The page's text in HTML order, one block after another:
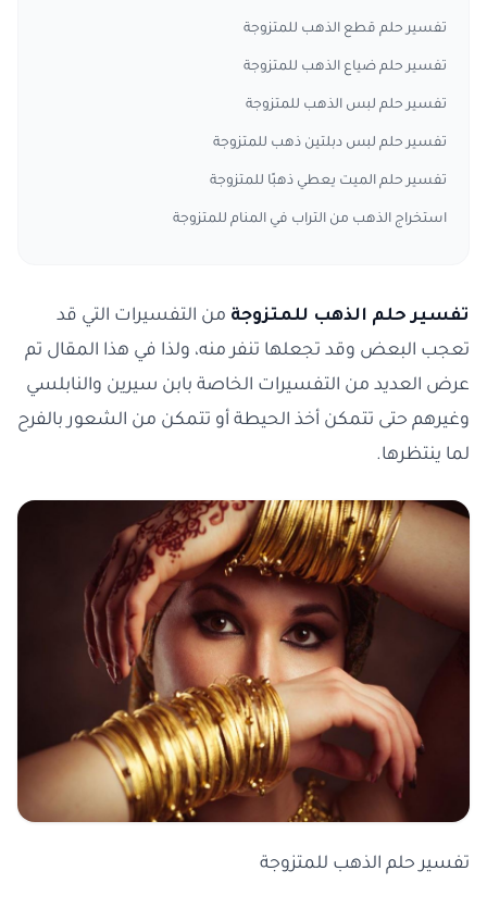
تفسير حلم قطع الذهب للمتزوجة
تفسير حلم ضياع الذهب للمتزوجة
تفسير حلم لبس الذهب للمتزوجة
تفسير حلم لبس دبلتين ذهب للمتزوجة
تفسير حلم الميت يعطي ذهبًا للمتزوجة
استخراج الذهب من التراب في المنام للمتزوجة
تفسير حلم الذهب للمتزوجة من التفسيرات التي قد
تعجب البعض وقد تجعلها تنفر منه، ولذا في هذا المقال تم
عرض العديد من التفسيرات الخاصة بابن سيرين والنابلسي
وغيرهم حتى تتمكن أخذ الحيطة أو تتمكن من الشعور بالفرح
لما ينتظرها.
تفسير حلم الذهب للمتزوجة